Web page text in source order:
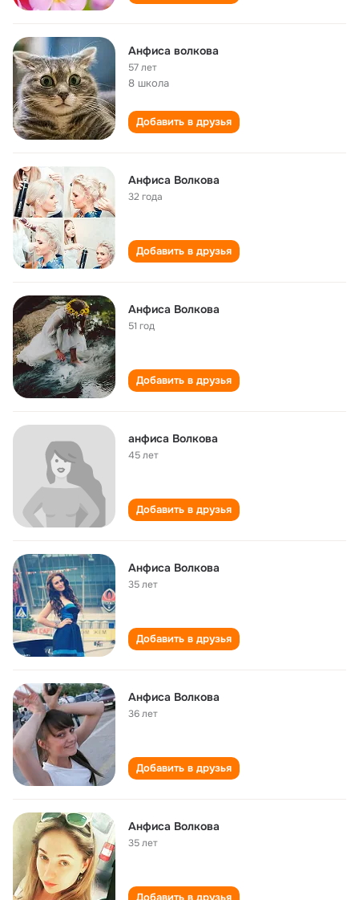
Анфиса волкова
57 лет
8 школа
Добавить в друзья
Анфиса Волкова
32 года
Добавить в друзья
Анфиса Волкова
51 год
Добавить в друзья
анфиса Волкова
45 лет
Добавить в друзья
Анфиса Волкова
35 лет
Добавить в друзья
Анфиса Волкова
36 лет
Добавить в друзья
Анфиса Волкова
35 лет
Добавить в друзья